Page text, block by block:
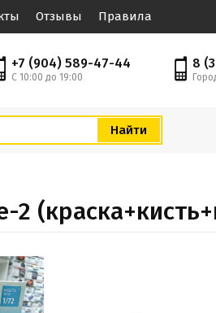
Отзывы Правила
+7 (904) 589-47-44
С 10:00 до 19:00
8